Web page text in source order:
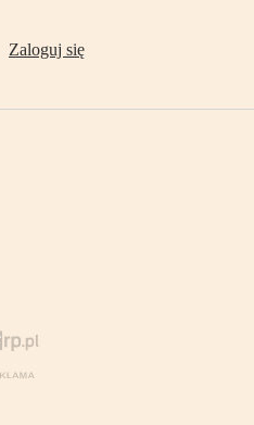
Zaloguj się